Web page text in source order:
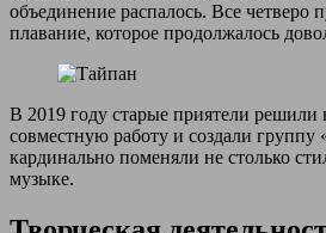
объединение распалось. Все четверо
плавание, которое продолжалось
В 2019 году старые приятели решили
совместную работу и создали
кардинально поменяли не столько
музыке.